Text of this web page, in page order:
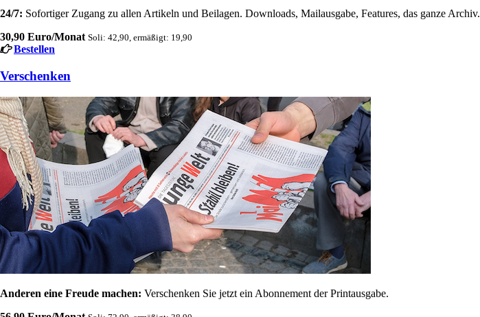
24/7: Sofortiger Zugang zu allen Artikeln und Beilagen. Downloads, Mailausgabe, Features, das ganze Archiv.
30,90 Euro/Monat Soli: 42,90, ermäßigt: 19,90
Bestellen
Verschenken
Anderen eine Freude machen: Verschenken Sie jetzt ein Abonnement der Printausgabe.